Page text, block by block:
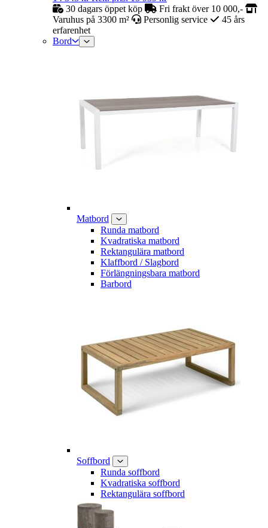
30 dagars öppet köp
Fri frakt över 10 000,-
Varuhus på 3300 m²
Personlig service
45 års
erfarenhet
Bord
Matbord
Runda matbord
Kvadratiska matbord
Rektangulära matbord
Klaffbord / Slagbord
Förlängningsbara matbord
Barbord
Soffbord
Runda soffbord
Kvadratiska soffbord
Rektangulära soffbord